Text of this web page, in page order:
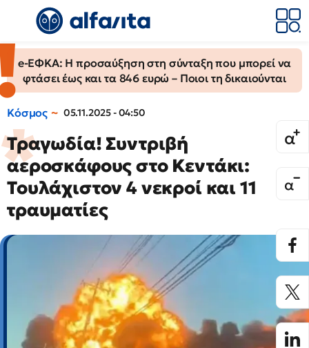
e-ΕΦΚΑ: Η προσαύξηση στη σύνταξη που μπορεί να
φτάσει έως και τα 846 ευρώ – Ποιοι τη δικαιούνται
Κόσμος 05.11.2025 - 04:50
Τραγωδία! Συντριβή
αεροσκάφους στο Κεντάκι:
Τουλάχιστον 4 νεκροί και 11
τραυματίες